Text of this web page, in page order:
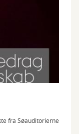
fra Søauditorierne